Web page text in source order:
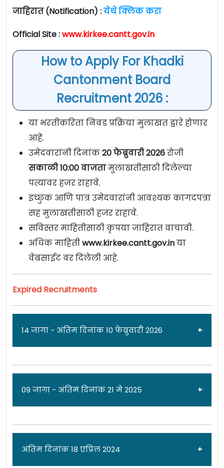
जाहिरात (Notification) :येथे क्लिक करा
Official Site :www.kirkee.cantt.gov.in
How to Apply For Khadki
Cantonment Board
Recruitment 2026 :
या भरतीकरिता निवड प्रक्रिया मुलाखत द्वारे होणार
आहे.
उमेदवारांनी दिनांक20 फेब्रुवारी 2026रोजी
सकाळी 10:00 वाजतामुलाखतीसाठी दिलेल्या
पत्यावर हजर राहावे.
इच्छुक आणि पात्र उमेदवारांनी आवश्यक कागदपत्रा
सह मुलाखतीसाठी हजर राहावे.
सविस्तर माहितीसाठी कृपया जाहिरात वाचावी.
अधिक माहितीwww.kirkee.cantt.gov.inया
वेबसाईट वर दिलेली आहे.
Expired Recruitments
14 जागा - अंतिम दिनांक 10 फेब्रुवारी 2026
जाहिरात दिनांक: 29/01/26
पुणे येथे विविध पदांच्या 14 जागांसाठी पात्र
उमेदवारांकडून अर्ज मागवण्यात येत असून
09 जागा - अंतिम दिनांक 21 मे 2025
जाहिरात दिनांक: 13/05/25
अंतिम दिनांक 18 एप्रिल 2024